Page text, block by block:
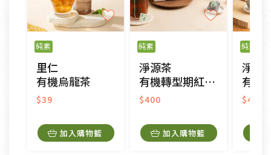
不適用七天鑑賞期商品：
以數位或電磁紀錄形式儲存之商品、易於變質或損壞
之商品、以及性質上無法或不適合退換之商品：如
CD、VCD、DVD、電腦軟體，若產品瑕疵無法讀取僅
接受原片換新。
衣飾鞋類-如T恤，如於送達後水洗或污損者。
美容保養用品、內衣褲、襪子、口罩等私人消耗性產
內衣褲、襪子、口罩個人衛生用品除商品本身有瑕疵
外,依據《通訊交易解除權合理例外情事適用準
純素
里仁
有機烏龍茶
$39
加入購物籃
純素
淨源茶
有機轉型期紅茶平面茶包
$400
加入購物籃
純素
淨源
有機轉型
$400